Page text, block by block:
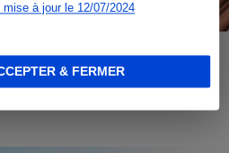
à jour le 12/07/2024
& FERMER
- Une opportunité à